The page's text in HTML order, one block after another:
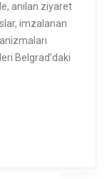
anılan ziyaret
imzalanan
Belgrad’daki